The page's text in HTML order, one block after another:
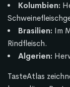
Kolumbien:
Brasilien: Im
Rindfleisch.
Algerien:
TasteAtlas